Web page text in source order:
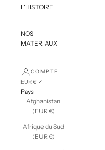
L'HISTOIRE
NOS
MATERIAUX
COMPTE
EUR €
Pays
Afghanistan
(EUR €)
Afrique du Sud
(EUR €)